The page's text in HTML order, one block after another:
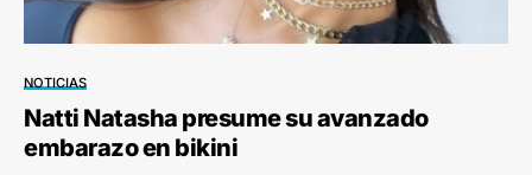
NOTICIAS
Natti Natasha presume su avanzado
embarazo en bikini